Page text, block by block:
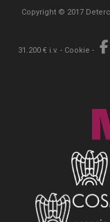
Copyright © 2017
31.200 € i.v. - Cookie -